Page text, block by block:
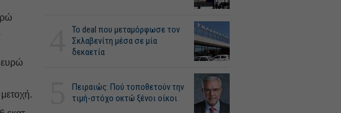
ευρώ
Το deal που μεταμόρφωσε τον
Σκλαβενίτη μέσα σε μία
δεκαετία
Πειραιώς: Πού τοποθετούν την
τιμή-στόχο οκτώ ξένοι οίκοι